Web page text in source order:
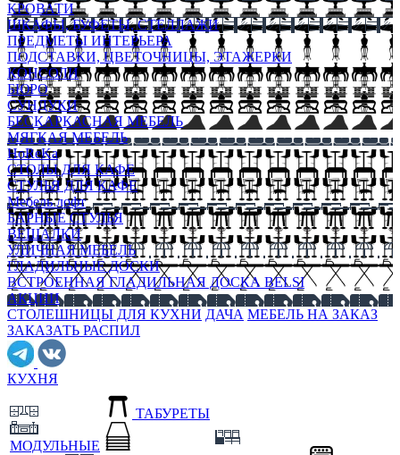
КРОВАТИ
ШКАФЫ, БУФЕТЫ, СТЕЛЛАЖИ
ПРЕДМЕТЫ ИНТЕРЬЕРА
ПОДСТАВКИ, ЦВЕТОЧНИЦЫ, ЭТАЖЕРКИ
КОНСОЛИ
БЮРО
СУНДУКИ
БЕСКАРКАСНАЯ МЕБЕЛЬ
МЯГКАЯ МЕБЕЛЬ
HoReKa
СТОЛЫ ДЛЯ КАФЕ
СТУЛЬЯ ДЛЯ КАФЕ
Мебель лофт
БАРНЫЕ СТУЛЬЯ
ВЕШАЛКИ
УЛИЧНАЯ МЕБЕЛЬ
ГЛАДИЛЬНЫЕ ДОСКИ
ВСТРОЕННАЯ ГЛАДИЛЬНАЯ ДОСКА BELSI
АКЦИИ
СТОЛЕШНИЦЫ ДЛЯ КУХНИ ДАЧА МЕБЕЛЬ НА ЗАКАЗ
ЗАКАЗАТЬ РАСПИЛ
КУХНЯ
МОДУЛЬНЫЕ
ТАБУРЕТЫ